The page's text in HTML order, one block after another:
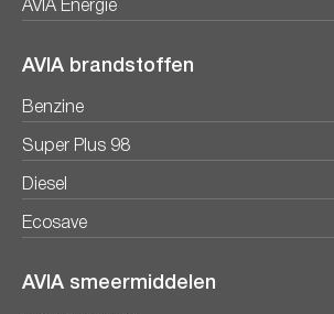
AVIA Energie
AVIA brandstoffen
Benzine
Super Plus 98
Diesel
Ecosave
AVIA smeermiddelen